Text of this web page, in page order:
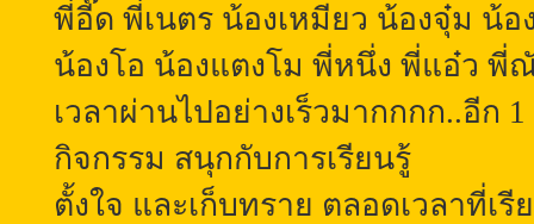
พี่อี๊ด พี่เนตร น้องเหมียว น้องจุ๋ม น้อ
น้องโอ น้องแตงโม พี่หนึ่ง พี่แอ๋ว
เวลาผ่านไปอย่างเร็วมากกกก..อีก
กิจกรรม สนุกกับการเรียนรู้
ตั้งใจ และเก็บทราย ตลอดเวลาที่เ